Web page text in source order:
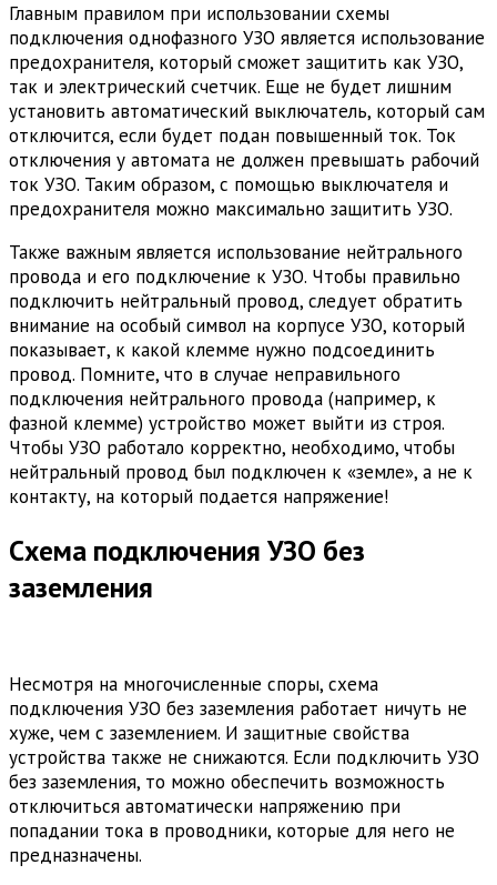
Главным правилом при использовании схемы
подключения однофазного УЗО является использование
предохранителя, который сможет защитить как УЗО,
так и электрический счетчик. Еще не будет лишним
установить автоматический выключатель, который сам
отключится, если будет подан повышенный ток. Ток
отключения у автомата не должен превышать рабочий
ток УЗО. Таким образом, с помощью выключателя и
предохранителя можно максимально защитить УЗО.
Также важным является использование нейтрального
провода и его подключение к УЗО. Чтобы правильно
подключить нейтральный провод, следует обратить
внимание на особый символ на корпусе УЗО, который
показывает, к какой клемме нужно подсоединить
провод. Помните, что в случае неправильного
подключения нейтрального провода (например, к
фазной клемме) устройство может выйти из строя.
Чтобы УЗО работало корректно, необходимо, чтобы
нейтральный провод был подключен к «земле», а не к
контакту, на который подается напряжение!
Схема подключения УЗО без
заземления
Несмотря на многочисленные споры, схема
подключения УЗО без заземления работает ничуть не
хуже, чем с заземлением. И защитные свойства
устройства также не снижаются. Если подключить УЗО
без заземления, то можно обеспечить возможность
отключиться автоматически напряжению при
попадании тока в проводники, которые для него не
предназначены.